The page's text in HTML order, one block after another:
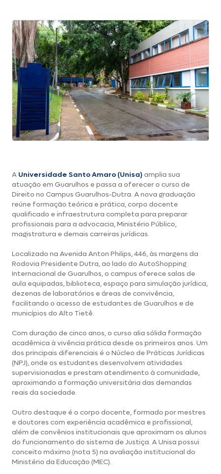
A Universidade Santo Amaro (Unisa) amplia sua
atuação em Guarulhos e passa a oferecer o curso de
Direito no Campus Guarulhos-Dutra. A nova graduação
reúne formação teórica e prática, corpo docente
qualificado e infraestrutura completa para preparar
profissionais para a advocacia, Ministério Público,
magistratura e demais carreiras jurídicas.
Localizado na Avenida Anton Philips, 446, às margens da
Rodovia Presidente Dutra, ao lado do AutoShopping
Internacional de Guarulhos, o campus oferece salas de
aula equipadas, biblioteca, espaço para simulação jurídica,
dezenas de laboratórios e áreas de convivência,
facilitando o acesso de estudantes de Guarulhos e de
municípios do Alto Tietê.
Com duração de cinco anos, o curso alia sólida formação
acadêmica à vivência prática desde os primeiros anos. Um
dos principais diferenciais é o Núcleo de Práticas Jurídicas
(NPJ), onde os estudantes desenvolvem atividades
supervisionadas e prestam atendimento à comunidade,
aproximando a formação universitária das demandas
reais da sociedade.
Outro destaque é o corpo docente, formado por mestres
e doutores com experiência acadêmica e profissional,
além de convênios institucionais que aproximam os alunos
do funcionamento do sistema de Justiça. A Unisa possui
conceito máximo (nota 5) na avaliação institucional do
Ministério da Educação (MEC).